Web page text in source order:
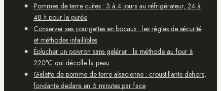
Pommes de terre cuites : 3 à 4 jours au réfrigérateur, 24 à
48 h pour la purée
Conserver ses courgettes en bocaux : les règles de sécurité
et méthodes infaillibles
Éplucher un poivron sans galérer : la méthode au four à
220°C qui décolle la peau
Galette de pomme de terre alsacienne : croustillante dehors,
fondante dedans en 6 minutes par face